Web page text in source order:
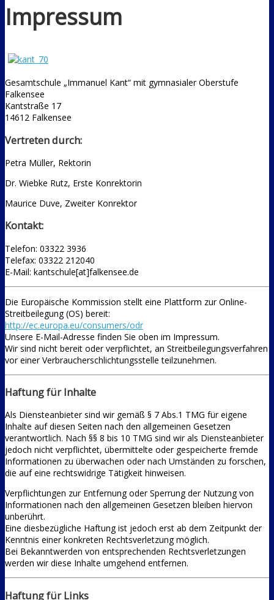
Impressum
Gesamtschule „Immanuel Kant“ mit gymnasialer Oberstufe
Falkensee
Kantstraße 17
14612 Falkensee
Vertreten durch:
Petra Müller, Rektorin
Dr. Wiebke Rutz, Erste Konrektorin
Maurice Duve, Zweiter Konrektor
Kontakt:
Telefon: 03322 3936
Telefax: 03322 212040
E-Mail: kantschule[at]falkensee.de
Die Europäische Kommission stellt eine Plattform zur Online-
Streitbeilegung (OS) bereit:
http://ec.europa.eu/consumers/odr
Unsere E-Mail-Adresse finden Sie oben im Impressum.
Wir sind nicht bereit oder verpflichtet, an Streitbeilegungsverfahren
vor einer Verbraucherschlichtungsstelle teilzunehmen.
Haftung für Inhalte
Als Diensteanbieter sind wir gemäß § 7 Abs.1 TMG für eigene
Inhalte auf diesen Seiten nach den allgemeinen Gesetzen
verantwortlich. Nach §§ 8 bis 10 TMG sind wir als Diensteanbieter
jedoch nicht verpflichtet, übermittelte oder gespeicherte fremde
Informationen zu überwachen oder nach Umständen zu forschen,
die auf eine rechtswidrige Tätigkeit hinweisen.
Verpflichtungen zur Entfernung oder Sperrung der Nutzung von
Informationen nach den allgemeinen Gesetzen bleiben hiervon
unberührt.
Eine diesbezügliche Haftung ist jedoch erst ab dem Zeitpunkt der
Kenntnis einer konkreten Rechtsverletzung möglich.
Bei Bekanntwerden von entsprechenden Rechtsverletzungen
werden wir diese Inhalte umgehend entfernen.
Haftung für Links